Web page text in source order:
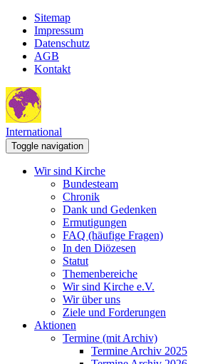
Sitemap
Impressum
Datenschutz
AGB
Kontakt
International
Toggle navigation
Wir sind Kirche
Bundesteam
Chronik
Dank und Gedenken
Ermutigungen
FAQ (häufige Fragen)
In den Diözesen
Statut
Themenbereiche
Wir sind Kirche e.V.
Wir über uns
Ziele und Forderungen
Aktionen
Termine (mit Archiv)
Termine Archiv 2025